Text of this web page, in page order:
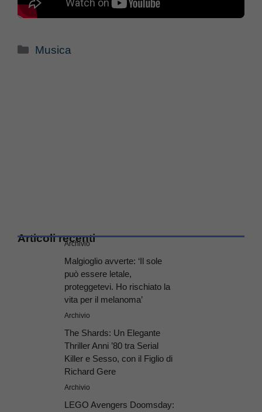
Categorie
Musica
Articoli recenti
Archivio
Malgioglio avverte: ‘Il sole
può essere letale,
proteggetevi. Ho rischiato la
vita per il melanoma’
Archivio
The Shards: Un Elegante
Thriller Anni ’80 tra Serial
Killer e Sesso, con il Figlio di
Richard Gere
Archivio
LEGO Avengers Doomsday: